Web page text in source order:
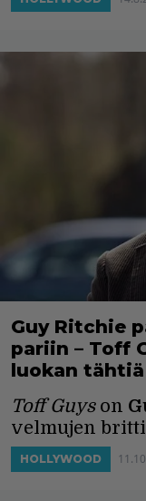
Guy Ritchie
pariin – Toff
luokan tähtiä
Toff Guyson
velmujen
HOLLYWOOD